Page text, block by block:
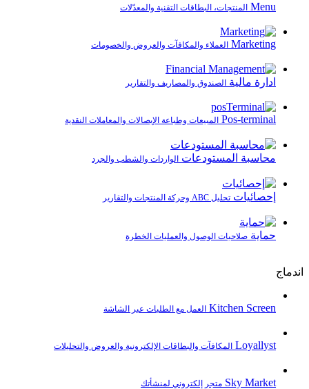
Menu المنتجات، البطاقات التقنية والمعدّلات
Marketing العملاء والمكافآت والعروض والخصومات
ادارة مالية الصندوق والمصاريف والتقارير
Pos-terminal المبيعات وطباعة الإيصالات والمعاملات النقدية
محاسبة المستودعات الواردات والشطب والجرد
إحصائيات تحليل ABC وحركة المنتجات والتقارير
حماية صلاحيات الوصول والعمليات الخطرة
اندماج
Kitchen Screen العمل مع الطلبات عبر الشاشة
Loyallyst المكافآت والبطاقات الإلكترونية والعروض والتحليلات
Sky Market متجر إلكتروني لمنشأتك